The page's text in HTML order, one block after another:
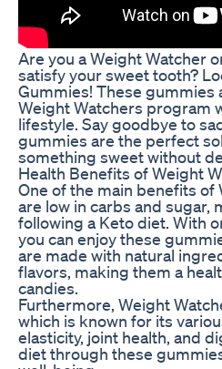
Are you a Weight Watcher
satisfy your sweet tooth?
Gummies! These
Weight Watchers program
lifestyle. Say goodbye to
gummies are the perfect
something sweet without
Health Benefits of Weight
One of the main benefits
are low in carbs and sugar,
following a Keto diet. With
you can enjoy these
are made with natural
flavors, making them a
candies.
Furthermore, Weight
which is known for its
elasticity, joint health, and
diet through these